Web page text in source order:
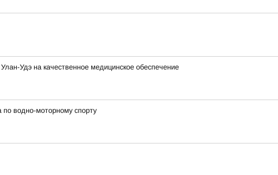
Удэ на качественное медицинское обеспечение
по водно-моторному спорту